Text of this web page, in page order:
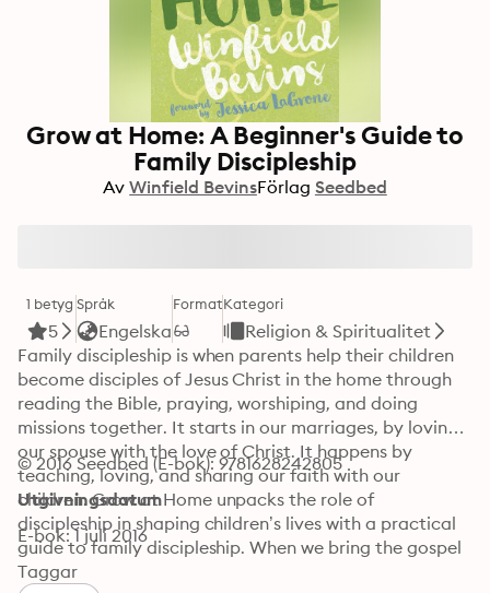
Grow at Home: A Beginner's Guide to
Family Discipleship
Av Winfield BevinsFörlag Seedbed
1 betyg
5
Språk
Engelska
FormatKategori
Religion & Spiritualitet
Family discipleship is when parents help their children
become disciples of Jesus Christ in the home through
reading the Bible, praying, worshiping, and doing
missions together. It starts in our marriages, by loving
our spouse with the love of Christ. It happens by
teaching, loving, and sharing our faith with our
children. Grow at Home unpacks the role of
discipleship in shaping children’s lives with a practical
guide to family discipleship. When we bring the gospel
back into the home, it will spread through our
© 2016 Seedbed (E-bok): 9781628242805
Utgivningsdatum
E-bok: 1 juli 2016
Taggar